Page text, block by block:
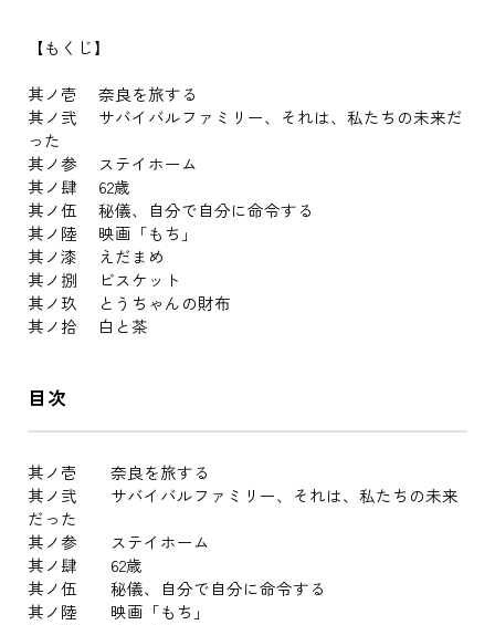
【もくじ】
其ノ壱 奈良を旅する
其ノ弐 サバイバルファミリー、それは、私たちの未来だ
った
其ノ参 ステイホーム
其ノ肆 62歳
其ノ伍 秘儀、自分で自分に命令する
其ノ陸 映画「もち」
其ノ漆 えだまめ
其ノ捌 ビスケット
其ノ玖 とうちゃんの財布
其ノ拾 白と茶
目次
其ノ壱 奈良を旅する
其ノ弐 サバイバルファミリー、それは、私たちの未来
だった
其ノ参 ステイホーム
其ノ肆 62歳
其ノ伍 秘儀、自分で自分に命令する
其ノ陸 映画「もち」